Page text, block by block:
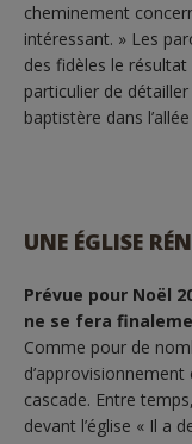
cheminement
intéressant. » Les
des fidèles le résultat
particulier de
baptistère dans
UNE ÉGLISE
Prévue pour Noël
ne se fera
Comme pour de
cascade. Entre
devant l’église « Il a